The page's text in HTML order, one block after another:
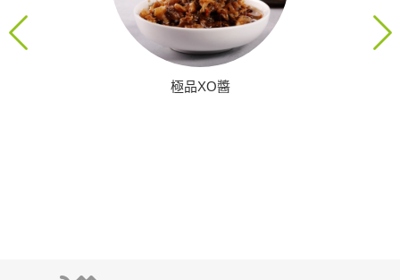
極品XO醬